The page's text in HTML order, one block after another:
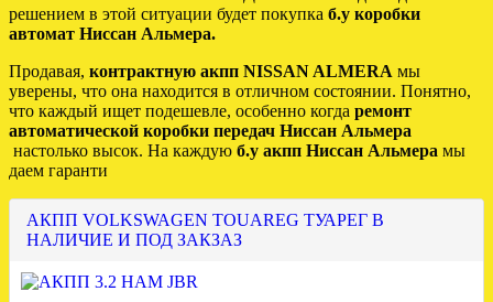
решением в этой ситуации будет покупка б.у коробки
автомат Ниссан Альмера.
Продавая, контрактную акпп NISSAN ALMERA мы
уверены, что она находится в отличном состоянии. Понятно,
что каждый ищет подешевле, особенно когда ремонт
автоматической коробки передач Ниссан Альмера
настолько высок. На каждую б.у акпп Ниссан Альмера мы
даем гаранти
АКПП VOLKSWAGEN TOUAREG ТУАРЕГ В
НАЛИЧИЕ И ПОД ЗАКЗАЗ